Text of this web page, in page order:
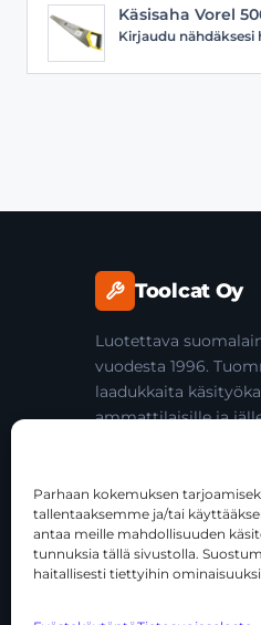
Parhaan kokemuksen
tallentaaksemme ja/tai
antaa meille mahdollisuuden
tunnuksia tällä sivustolla.
haitallisesti tiettyihin
Käsisaha Vorel
Kirjaudu nähdäksesi
Toolcat Oy
Luotettava
vuodesta 1996.
laadukkaita
ammattilaisille ja
Tätä sivustoa suojaa